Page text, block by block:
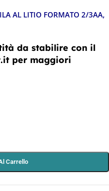
AL LITIO FORMATO 2/3AA,
da stabilire con il
per maggiori
Carrello